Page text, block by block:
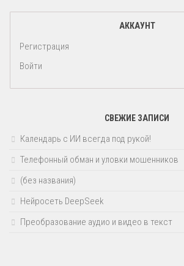
АККАУНТ
Регистрация
Войти
СВЕЖИЕ ЗАПИСИ
Календарь с ИИ всегда под рукой!
Телефонный обман и уловки мошенников
(без названия)
Нейросеть DeepSeek
Преобразование аудио и видео в текст